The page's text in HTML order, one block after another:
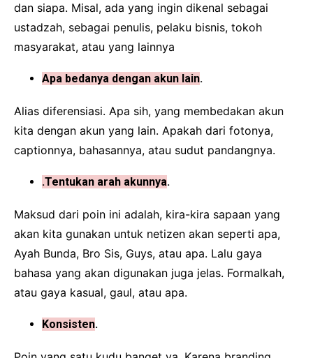
dan siapa. Misal, ada yang ingin dikenal sebagai
ustadzah, sebagai penulis, pelaku bisnis, tokoh
masyarakat, atau yang lainnya
Apa bedanya dengan akun lain.
Alias diferensiasi. Apa sih, yang membedakan akun
kita dengan akun yang lain. Apakah dari fotonya,
captionnya, bahasannya, atau sudut pandangnya.
.Tentukan arah akunnya.
Maksud dari poin ini adalah, kira-kira sapaan yang
akan kita gunakan untuk netizen akan seperti apa,
Ayah Bunda, Bro Sis, Guys, atau apa. Lalu gaya
bahasa yang akan digunakan juga jelas. Formalkah,
atau gaya kasual, gaul, atau apa.
Konsisten.